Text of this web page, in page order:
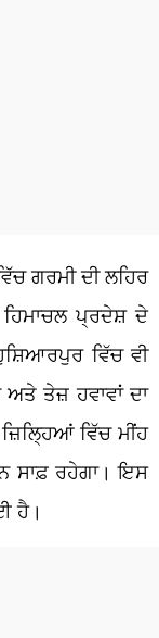
ਗਰਮੀ ਦੀ ਲਹਿਰ
ਪ੍ਰਦੇਸ਼ ਦੇ
ਵਿੱਚ ਵੀ
ਤੇਜ਼ ਹਵਾਵਾਂ ਦਾ
ਵਿੱਚ ਮੀਂਹ
ਸਾਫ਼ ਰਹੇਗਾ। ਇਸ
ਹੈ।